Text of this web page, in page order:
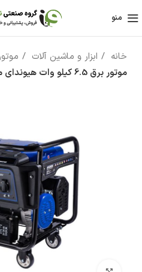
منو
خانه ابزار و ماشین آلات
موتور برق 6.5 کیلو وات هیوندای مدل HG9650-PG